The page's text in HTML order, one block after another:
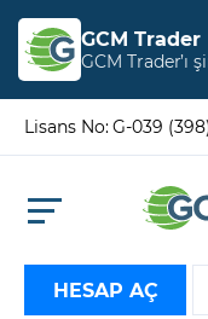
GCM Trader
GCM Trader’ı
Lisans No: G-039
HESAP AÇ